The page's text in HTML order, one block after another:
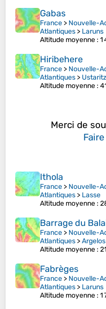
Gabas
France > Nouvelle-
Atlantiques > Laruns
Altitude moyenne : 1
Hiribehere
France > Nouvelle-
Atlantiques > Ustaritz
Altitude moyenne :
Merci de
Ithola
France > Nouvelle-
Atlantiques > Lasse
Altitude moyenne :
Barrage du
France > Nouvelle-
Atlantiques >Argelos
Altitude moyenne :
Fabrèges
France > Nouvelle-
Atlantiques > Laruns
Altitude moyenne : 1